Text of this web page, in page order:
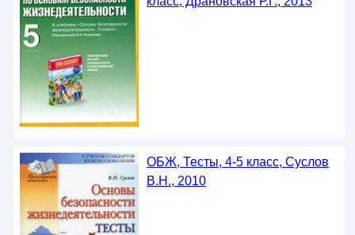
ОБЖ, Тесты, 4-5 класс, Суслов
В.Н., 2010